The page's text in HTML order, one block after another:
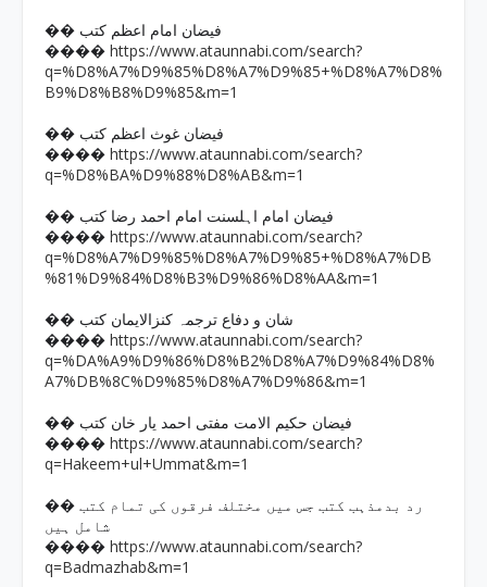
�� فیضان امام اعظم کتب
���� https://www.ataunnabi.com/search?
q=%D8%A7%D9%85%D8%A7%D9%85+%D8%A7%D8%
B9%D8%B8%D9%85&m=1
�� فیضان غوث اعظم کتب
���� https://www.ataunnabi.com/search?
q=%D8%BA%D9%88%D8%AB&m=1
�� فیضان امام اہلسنت امام احمد رضا کتب
���� https://www.ataunnabi.com/search?
q=%D8%A7%D9%85%D8%A7%D9%85+%D8%A7%DB
%81%D9%84%D8%B3%D9%86%D8%AA&m=1
�� شان و دفاع ترجمہ کنزالایمان کتب
���� https://www.ataunnabi.com/search?
q=%DA%A9%D9%86%D8%B2%D8%A7%D9%84%D8%
A7%DB%8C%D9%85%D8%A7%D9%86&m=1
�� فیضان حکیم الامت مفتی احمد یار خان کتب
���� https://www.ataunnabi.com/search?
q=Hakeem+ul+Ummat&m=1
�� رد بدمذہب کتب جس میں مختلف فرقوں کی تمام کتب
شامل ہیں
���� https://www.ataunnabi.com/search?
q=Badmazhab&m=1